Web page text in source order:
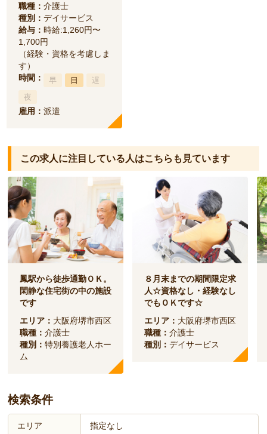
職種： 介護士
種別： デイサービス
給与： 時給:1,260円〜
1,700円
（経験・資格を考慮しま
す）
時間：
早 日
遅
夜
雇用： 派遣
この求人に注目している人はこちらも見ています
鳳駅から徒歩通勤ＯＫ。
閑静な住宅街の中の施設
です
エリア： 大阪府堺市西区
職種：介護士
種別：特別養護老人ホー
ム
８月末までの期間限定求
人☆資格なし・経験なし
でもＯＫです☆
エリア： 大阪府堺市西区
職種：介護士
種別：デイサービス
検索条件
エリア 指定なし